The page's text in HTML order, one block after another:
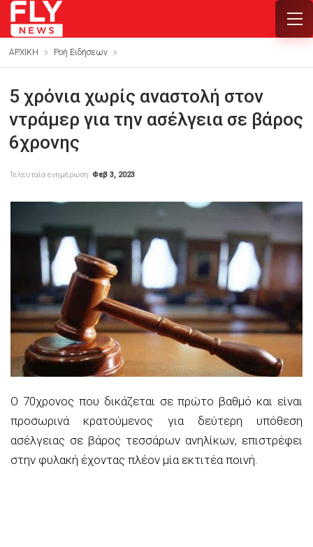
ΑΡΧΙΚΗ Ροή Ειδήσεων
5 χρόνια χωρίς αναστολή στον
ντράμερ για την ασέλγεια σε βάρος
6χρονης
Τελευταία ενημέρωση Φεβ 3, 2023
Ο 70χρονος που δικάζεται σε πρώτο βαθμό και είναι
προσωρινά κρατούμενος για δεύτερη υπόθεση
ασέλγειας σε βάρος τεσσάρων ανηλίκων, επιστρέφει
στην φυλακή έχοντας πλέον μία εκτιτέα ποινή.